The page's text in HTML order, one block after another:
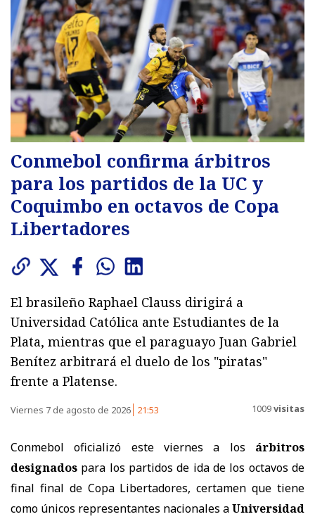
Conmebol confirma árbitros
para los partidos de la UC y
Coquimbo en octavos de Copa
Libertadores
El brasileño Raphael Clauss dirigirá a
Universidad Católica ante Estudiantes de la
Plata, mientras que el paraguayo Juan Gabriel
Benítez arbitrará el duelo de los "piratas"
frente a Platense.
Viernes 7 de agosto de 2026 21:53 1009visitas
Conmebol oficializó este viernes a los árbitros
designados para los partidos de ida de los octavos de
final final de Copa Libertadores, certamen que tiene
como únicos representantes nacionales aUniversidad